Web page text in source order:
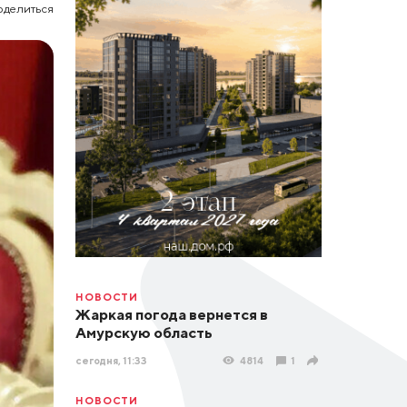
НОВОСТИ
Жаркая погода вернется в
Амурскую область
сегодня, 11:33 4814 1
НОВОСТИ